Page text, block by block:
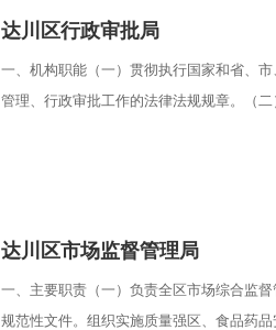
达川区行政审批局
一、机构职能（一）贯彻执行国家和省、
管理、行政审批工作的法律法规规章。（
达川区市场监督管理局
一、主要职责（一）负责全区市场综合监
规范性文件。组织实施质量强区、食品药